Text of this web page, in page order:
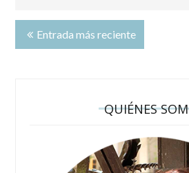
Entrada más reciente
QUIÉNES